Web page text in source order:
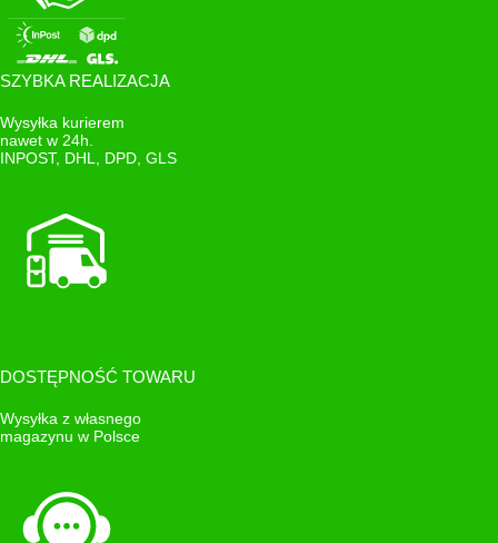
SZYBKA REALIZACJA
Wysyłka kurierem
nawet w 24h.
INPOST, DHL, DPD, GLS
DOSTĘPNOŚĆ TOWARU
Wysyłka z własnego
magazynu w Polsce